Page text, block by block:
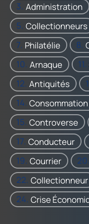
Administration
Collectionneurs
Philatélie
Arnaque
Antiquités
Controverse
Conducteur
Courrier
Collectionneur
Crise